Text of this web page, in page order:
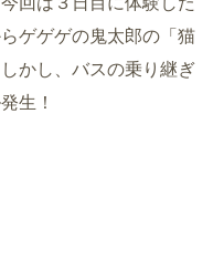
ゲゲゲの鬼太郎の「猫
かし、バスの乗り継ぎ
生！